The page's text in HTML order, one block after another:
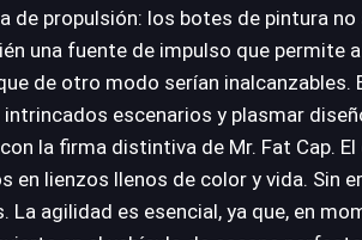
de propulsión: los botes de pintura
una fuente de impulso que permite
de otro modo serían inalcanzables.
escenarios y plasmar
la firma distintiva de Mr. Fat Cap.
en lienzos llenos de color y vida. Sin
La agilidad es esencial, ya que, en